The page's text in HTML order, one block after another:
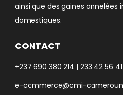
ainsi que des gaines annelées
domestiques.
CONTACT
+237 690 380 214 | 233 42 56 41
e-commerce@cmi-